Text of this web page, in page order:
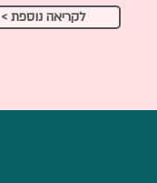
< לקריאה נוספת